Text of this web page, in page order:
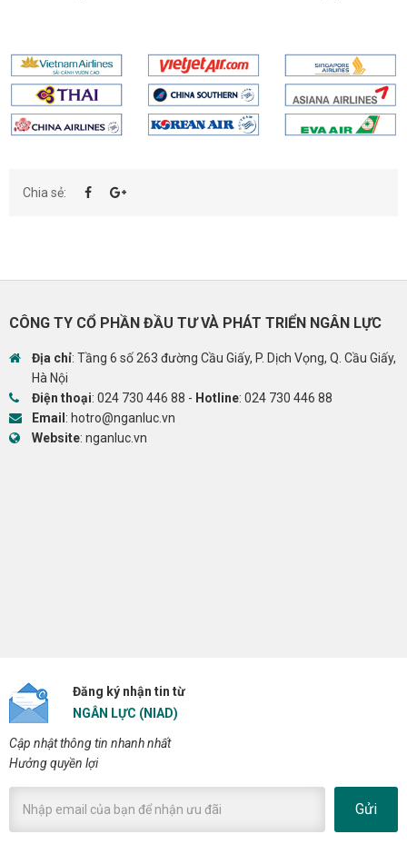
Chia sẻ:
CÔNG TY CỔ PHẦN ĐẦU TƯ VÀ PHÁT TRIỂN NGÂN LỰC
Địa chỉ: Tầng 6 số 263 đường Cầu Giấy, P. Dịch Vọng, Q. Cầu Giấy,
Hà Nội
Điện thoại: 024 730 446 88 - Hotline: 024 730 446 88
Email : hotro@nganluc.vn
Website: nganluc.vn
Đăng ký nhận tin từ
NGÂN LỰC (NIAD)
Cập nhật thông tin nhanh nhất
Hưởng quyền lợi
Gửi